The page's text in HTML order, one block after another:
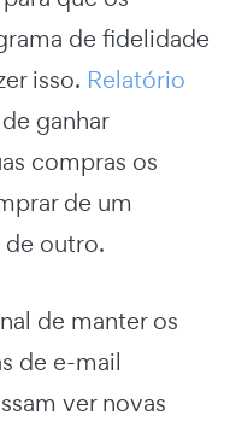
de fidelidade
isso. Relatório
ganhar
compras os
de um
outro.
de manter os
de e-mail
ver novas